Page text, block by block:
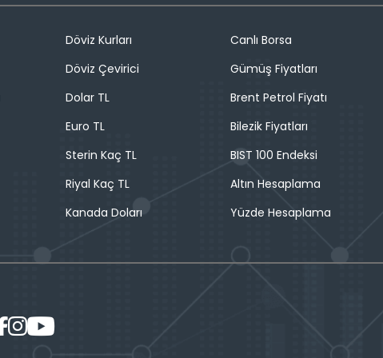
Döviz Kurları
Döviz Çevirici
Dolar TL
Euro TL
Sterin Kaç TL
Riyal Kaç TL
Kanada Doları
Canlı Borsa
Gümüş Fiyatları
Brent Petrol Fiyatı
Bilezik Fiyatları
BIST 100 Endeksi
Altın Hesaplama
Yüzde Hesaplama